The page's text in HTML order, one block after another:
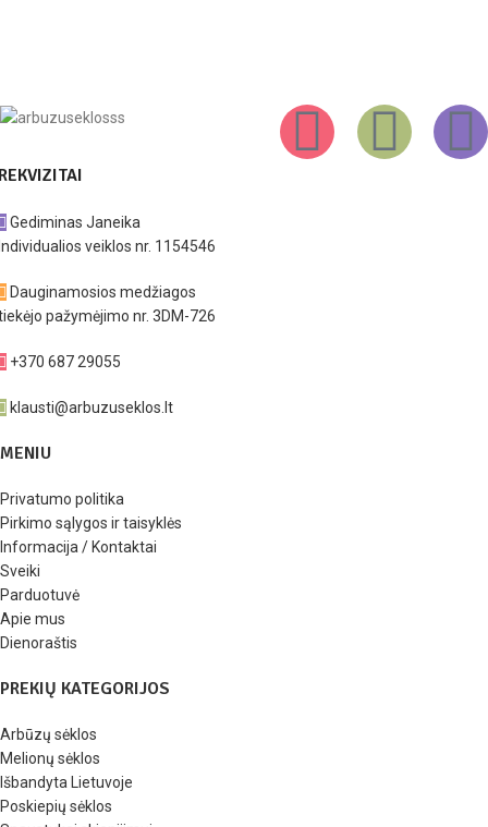
Gediminas Janeika
veiklos nr. 1154546
Dauginamosios medžiagos
pažymėjimo nr. 3DM-726
+370 687 29055
klausti@arbuzuseklos.lt
MENIU
Privatumo politika
Pirkimo sąlygos ir taisyklės
Informacija / Kontaktai
Sveiki
Parduotuvė
Apie mus
Dienoraštis
PREKIŲ KATEGORIJOS
Arbūzų sėklos
Melionų sėklos
Išbandyta Lietuvoje
Poskiepių sėklos